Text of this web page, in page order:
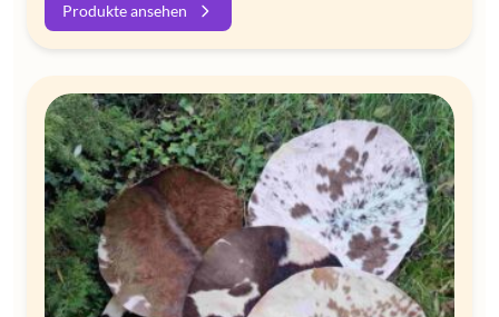
Produkte ansehen